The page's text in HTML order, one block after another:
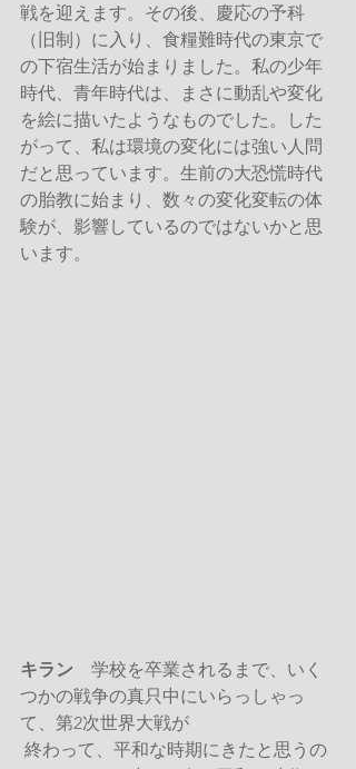
戦を迎えます。その後、慶応の予科
（旧制）に入り、食糧難時代の東京で
の下宿生活が始まりました。私の少年
時代、青年時代は、まさに動乱や変化
を絵に描いたようなものでした。した
がって、私は環境の変化には強い人問
だと思っています。生前の大恐慌時代
の胎教に始まり、数々の変化変転の体
験が、影響しているのではないかと思
います。
キラン 学校を卒業されるまで、いく
つかの戦争の真只中にいらっしゃっ
て、第2次世界大戦が
終わって、平和な時期にきたと思うの